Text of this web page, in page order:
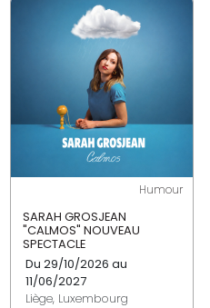
Humour
SARAH GROSJEAN
"CALMOS" NOUVEAU
SPECTACLE
Du 29/10/2026 au
11/06/2027
Liège, Luxembourg